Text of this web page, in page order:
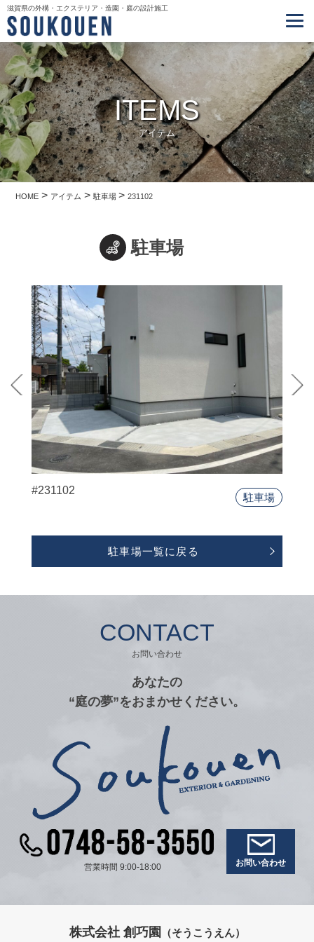
滋賀県の外構・エクステリア・造園・庭の設計施工
ITEMS
アイテム
HOME > アイテム >駐車場>231102
駐車場
#231102
駐車場
駐車場一覧に戻る
CONTACT
お問い合わせ
あなたの
“庭の夢”をおまかせください。
営業時間 9:00-18:00 お問い合わせ
株式会社 創巧園 （そうこうえん）